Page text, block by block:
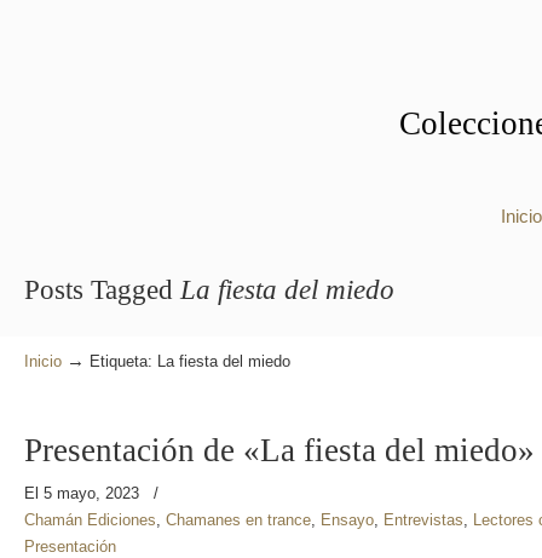
Inicio
Posts Tagged La fiesta del miedo
Inicio → Etiqueta: La fiesta del miedo
Presentación de «La fiesta del miedo»
El 5 mayo, 2023
/
Chamán Ediciones, Chamanes en trance, Ensayo, Entrevistas, Lectores
Presentación